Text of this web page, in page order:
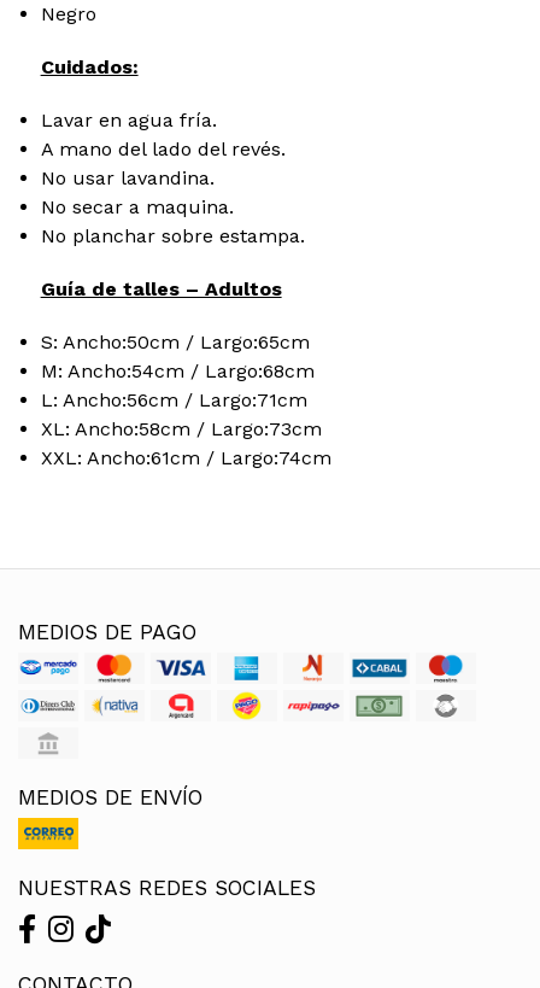
Negro
Cuidados:
Lavar en agua fría.
A mano del lado del revés.
No usar lavandina.
No secar a maquina.
No planchar sobre estampa.
Guía de talles – Adultos
S: Ancho:50cm / Largo:65cm
M: Ancho:54cm / Largo:68cm
L: Ancho:56cm / Largo:71cm
XL: Ancho:58cm / Largo:73cm
XXL: Ancho:61cm / Largo:74cm
MEDIOS DE PAGO
MEDIOS DE ENVÍO
NUESTRAS REDES SOCIALES